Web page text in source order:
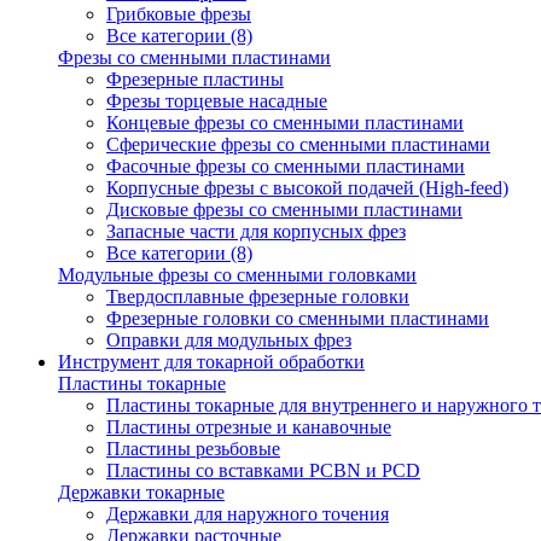
Грибковые фрезы
Все категории (8)
Фрезы со сменными пластинами
Фрезерные пластины
Фрезы торцевые насадные
Концевые фрезы со сменными пластинами
Сферические фрезы со сменными пластинами
Фасочные фрезы со сменными пластинами
Корпусные фрезы с высокой подачей (High-feed)
Дисковые фрезы со сменными пластинами
Запасные части для корпусных фрез
Все категории (8)
Модульные фрезы со сменными головками
Твердосплавные фрезерные головки
Фрезерные головки со сменными пластинами
Оправки для модульных фрез
Инструмент для токарной обработки
Пластины токарные
Пластины токарные для внутреннего и наружного
Пластины отрезные и канавочные
Пластины резьбовые
Пластины со вставками PCBN и PCD
Державки токарные
Державки для наружного точения
Державки расточные